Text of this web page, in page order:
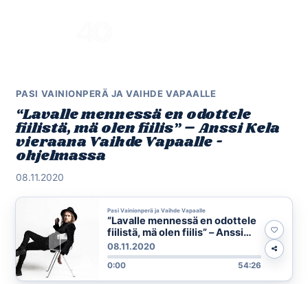
PASI VAINIONPERÄ JA VAIHDE VAPAALLE
“Lavalle mennessä en odottele
fiilistä, mä olen fiilis” – Anssi Kela
vieraana Vaihde Vapaalle -
ohjelmassa
08.11.2020
Pasi Vainionperä ja Vaihde Vapaalle
“Lavalle mennessä en odottele
fiilistä, mä olen fiilis” – Anssi
Kela vieraana Vaihde Vapaalle -
ohjelmassa
08.11.2020
0:00 54:26